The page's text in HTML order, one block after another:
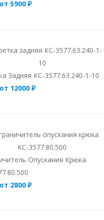
5900 ₽
Задняя КС-3577.63.240-1-10
12000 ₽
Опускания Крюка
2800 ₽